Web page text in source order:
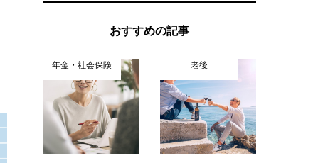
おすすめの記事
年金・社会保険 老後